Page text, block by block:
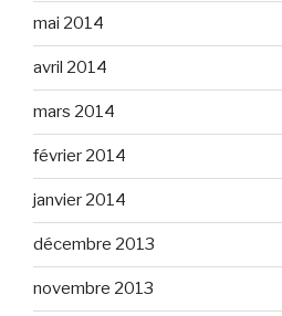
mai 2014
avril 2014
mars 2014
février 2014
janvier 2014
décembre 2013
novembre 2013